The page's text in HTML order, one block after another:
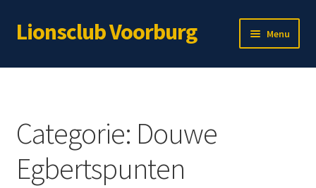
Ga
door
Ga
naar
Lionsclub Voorburg Menu
Home
Lid worden?
Immateriële projecten
Categorie: Douwe
Egbertspunten